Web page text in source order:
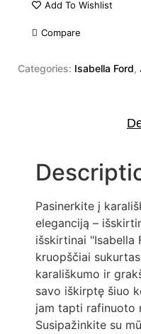
Add To Wishlist
Compare
Categories: Isabella Ford,
Pasinerkite į
eleganciją –
išskirtinai "Isabella
kruopščiai
karališkumo ir
savo iškirptę šiuo
jam tapti rafinuoto
Susipažinkite su